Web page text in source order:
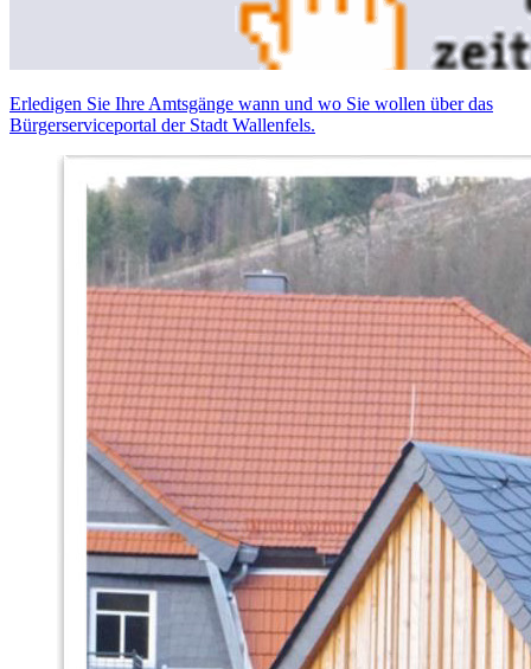
Erledigen Sie Ihre Amtsgänge wann und wo Sie wollen über das
Bürgerserviceportal der Stadt Wallenfels.